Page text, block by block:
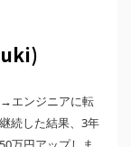
エンジニアに転
続した結果、3年